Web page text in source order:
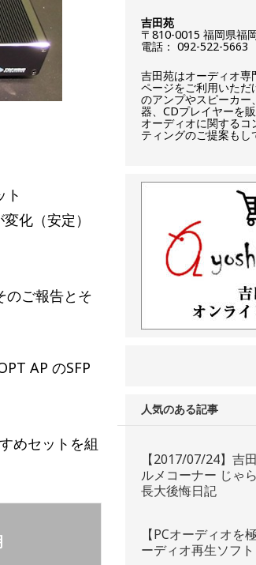
ト
化（安定）
のご報告とそ
AP のSFP
めセットを組
吉田苑
〒810-0015 福岡県福
電話： 092-522-5663
吉田苑はオーディオ専
ページをご利用いた
のアンプやスピーカー
器、CDプレイヤーを販
オーディオに関するコ
ティングのご提案もし
人気のある記事
【2017/07/24】吉
ルメコーナー じゃ
長大後悔日記
【PCオーディオを
ーディオ再生ソフ